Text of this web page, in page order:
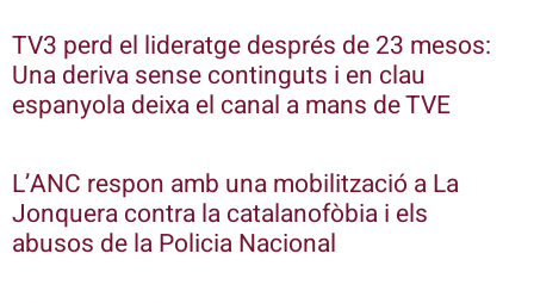
TV3 perd el lideratge després de 23 mesos:
Una deriva sense continguts i en clau
espanyola deixa el canal a mans de TVE
L’ANC respon amb una mobilització a La
Jonquera contra la catalanofòbia i els
abusos de la Policia Nacional